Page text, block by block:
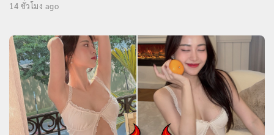
14 ชั่วโมง ago